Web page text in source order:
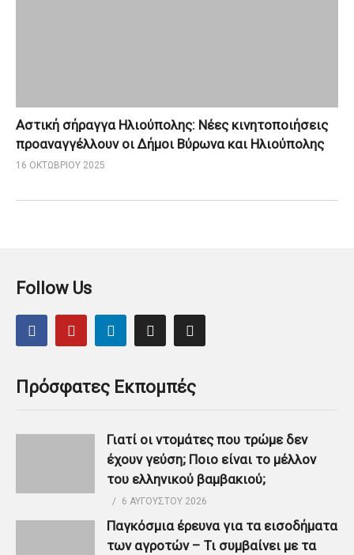
Αστική σήραγγα Ηλιούπολης: Νέες κινητοποιήσεις
προαναγγέλλουν οι Δήμοι Βύρωνα και Ηλιούπολης
16 ΟΚΤΩΒΡΊΟΥ 2025
Follow Us
Πρόσφατες Εκπομπές
Γιατί οι ντομάτες που τρώμε δεν
έχουν γεύση; Ποιο είναι το μέλλον
του ελληνικού βαμβακιού;
6 ΑΥΓΟΎΣΤΟΥ 2026
Παγκόσμια έρευνα για τα εισοδήματα
των αγροτών – Τι συμβαίνει με τα